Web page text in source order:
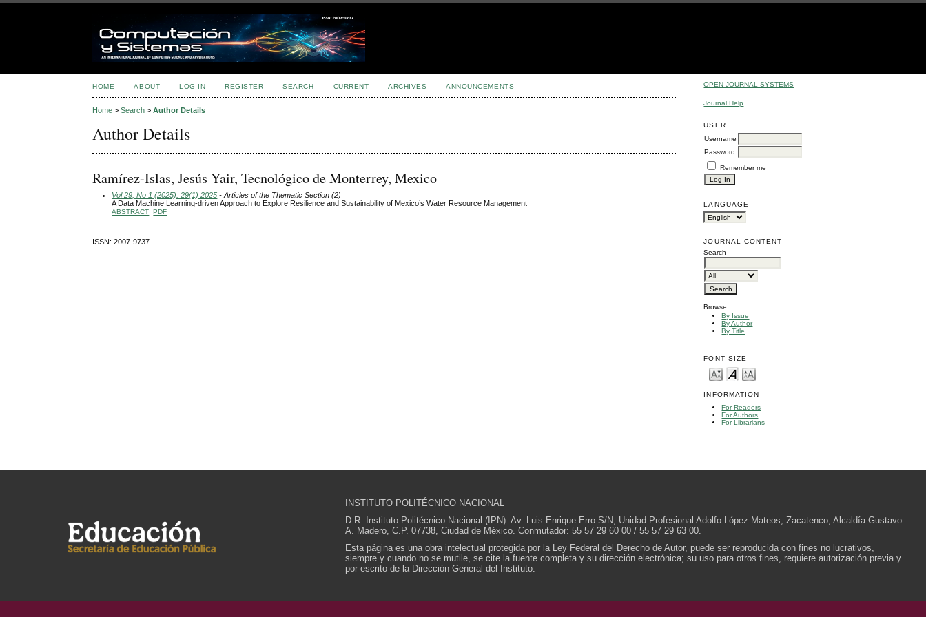
OPEN JOURNAL SYSTEMS
Journal Help
USER
Username
Password
Remember me
LANGUAGE
JOURNAL CONTENT
Search
Browse
By Issue
By Author
By Title
FONT SIZE
INFORMATION
For Readers
For Authors
For Librarians
HOME ABOUT LOG IN REGISTER SEARCH CURRENT ARCHIVES ANNOUNCEMENTS
Home >Search >Author Details
Author Details
Ramírez-Islas, Jesús Yair, Tecnológico de Monterrey, Mexico
Vol 29, No 1 (2025): 29(1) 2025 - Articles of the Thematic Section (2)
A Data Machine Learning-driven Approach to Explore Resilience and Sustainability of Mexico’s Water Resource Management
ABSTRACT PDF
ISSN: 2007-9737
INSTITUTO POLITÉCNICO NACIONAL
D.R. Instituto Politécnico Nacional (IPN). Av. Luis Enrique Erro S/N, Unidad Profesional Adolfo López Mateos, Zacatenco, Alcaldía Gustavo
A. Madero, C.P. 07738, Ciudad de México. Conmutador: 55 57 29 60 00 / 55 57 29 63 00.
Esta página es una obra intelectual protegida por la Ley Federal del Derecho de Autor, puede ser reproducida con fines no lucrativos,
siempre y cuando no se mutile, se cite la fuente completa y su dirección electrónica; su uso para otros fines, requiere autorización previa y
por escrito de la Dirección General del Instituto.